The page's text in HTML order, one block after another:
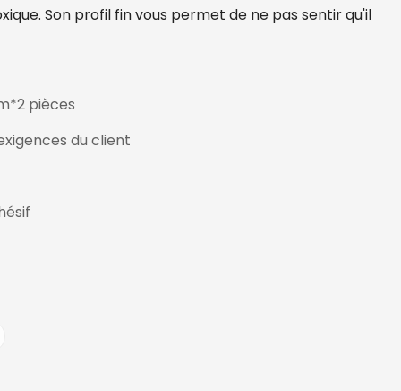
Son profil fin vous permet de ne pas sentir qu'il
pièces
du client